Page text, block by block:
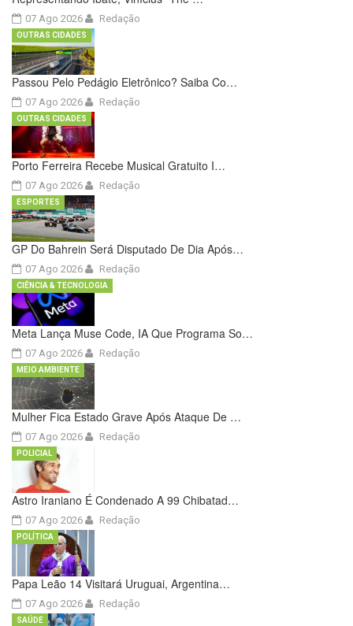
07 Ago 2026 Redação
Passou Pelo Pedágio Eletrônico? Saiba Co…
07 Ago 2026
OUTRAS CIDADES
Redação
Porto Ferreira Recebe Musical Gratuito I…
07 Ago 2026
OUTRAS CIDADES
Redação
GP Do Bahrein Será Disputado De Dia Após…
07 Ago 2026
ESPORTES
Redação
Meta Lança Muse Code, IA Que Programa So…
07 Ago 2026
CIÊNCIA & TECNOLOGIA
Redação
Mulher Fica Estado Grave Após Ataque De …
07 Ago 2026
MEIO AMBIENTE
Redação
Astro Iraniano É Condenado A 99 Chibatad…
07 Ago 2026
POLICIAL
Redação
Papa Leão 14 Visitará Uruguai, Argentina…
07 Ago 2026
POLÍTICA
Redação
SAÚDE